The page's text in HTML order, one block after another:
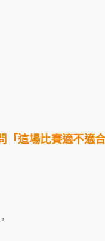
「這場比賽適不適